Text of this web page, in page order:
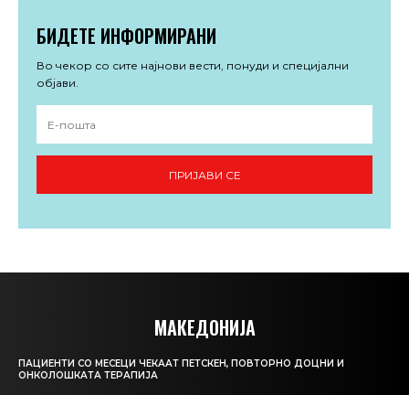
БИДЕТЕ ИНФОРМИРАНИ
Во чекор со сите најнови вести, понуди и специјални
објави.
ПРИЈАВИ СЕ
МАКЕДОНИЈА
ПАЦИЕНТИ СО МЕСЕЦИ ЧЕКААТ ПЕТСКЕН, ПОВТОРНО ДОЦНИ И
ОНКОЛОШКАТА ТЕРАПИЈА